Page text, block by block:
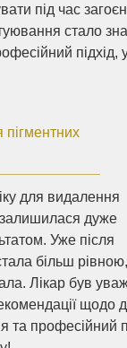
під час
стало
підхід,
пігментних
для видалення
залишилася дуже
Уже після
більш рівною,
Лікар був
щодо
та професійний